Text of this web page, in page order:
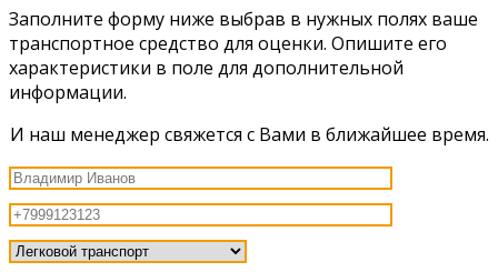
Заполните форму ниже выбрав в нужных полях ваше
транспортное средство для оценки. Опишите его
характеристики в поле для дополнительной
информации.
И наш менеджер свяжется с Вами в ближайшее время.